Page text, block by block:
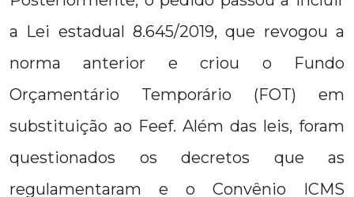
a Lei estadual 8.645/2019, que revogou a
norma anterior e criou o Fundo
Orçamentário Temporário (FOT) em
substituição ao Feef. Além das leis, foram
questionados os decretos que as
regulamentaram e o Convênio ICMS